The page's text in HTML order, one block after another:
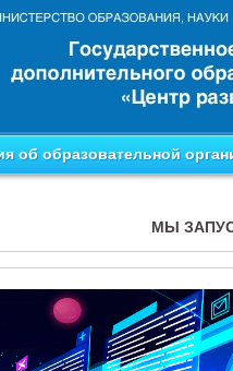
об образовательной
МЫ